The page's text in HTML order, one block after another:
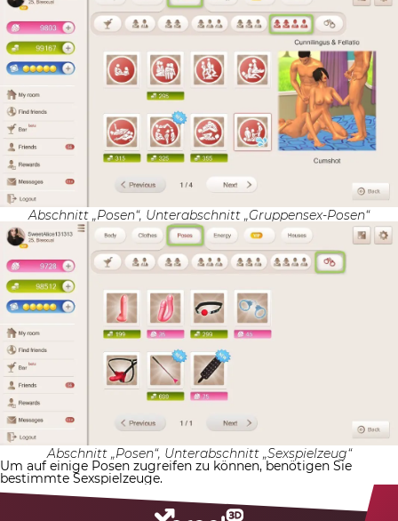
Abschnitt „Posen“, Unterabschnitt „Gruppensex-Posen“
Abschnitt „Posen“, Unterabschnitt „Sexspielzeug“
Um auf einige Posen zugreifen zu können, benötigen Sie
bestimmte Sexspielzeuge.